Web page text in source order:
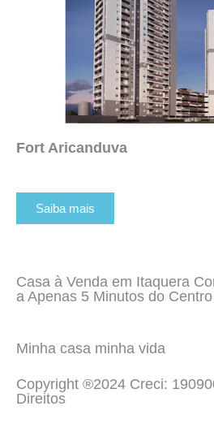
Fort Aricanduva
Saiba mais
Casa à Venda em Itaquera
a Apenas 5 Minutos do Centro
Minha casa minha vida
Copyright ®2024 Creci:
Direitos